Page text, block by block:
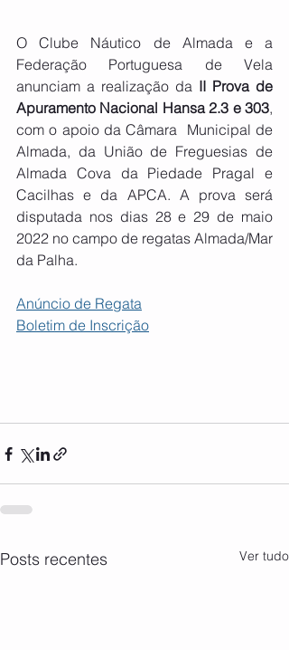
O Clube Náutico de Almada e a
Federação Portuguesa de Vela
anunciam a realização da II Prova de
Apuramento Nacional Hansa 2.3 e 303,
com o apoio da Câmara  Municipal de
Almada, da União de Freguesias de
Almada Cova da Piedade Pragal e
Cacilhas e da APCA. A prova será
disputada nos dias 28 e 29 de maio
2022 no campo de regatas Almada/Mar
da Palha.
Anúncio de Regata
Boletim de Inscrição
Posts recentes Ver tudo